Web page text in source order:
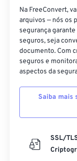
Na FreeConvert,
arquivos — nós os
segurança
seguros, seja
documento. Com
seguros e
aspectos da
Saiba mais
SSL/